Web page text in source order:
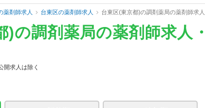
薬剤師求人 台東区の薬剤師求人 台東区(東京都)の調剤薬局の薬剤師求
)の調剤薬局の薬剤師求人
開求人は除く